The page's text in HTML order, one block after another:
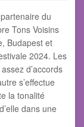
du
Tons Voisins
Budapest et
2024. Les
d’accords
s’effectue
la tonalité
dans une